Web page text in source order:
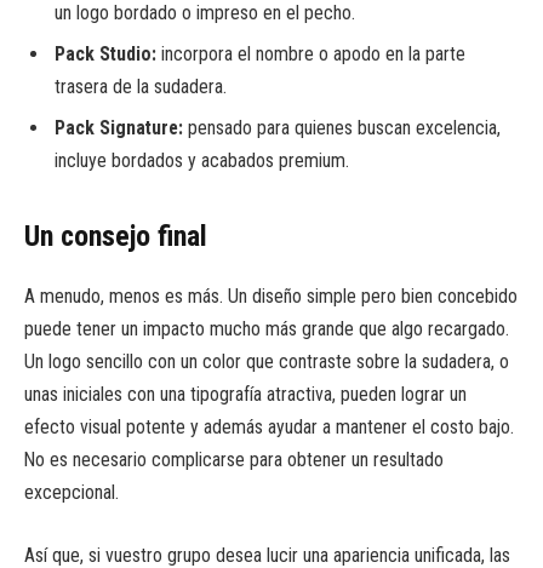
un logo bordado o impreso en el pecho.
Pack Studio: incorpora el nombre o apodo en la parte
trasera de la sudadera.
Pack Signature: pensado para quienes buscan excelencia,
incluye bordados y acabados premium.
Un consejo final
A menudo, menos es más. Un diseño simple pero bien concebido
puede tener un impacto mucho más grande que algo recargado.
Un logo sencillo con un color que contraste sobre la sudadera, o
unas iniciales con una tipografía atractiva, pueden lograr un
efecto visual potente y además ayudar a mantener el costo bajo.
No es necesario complicarse para obtener un resultado
excepcional.
Así que, si vuestro grupo desea lucir una apariencia unificada, las